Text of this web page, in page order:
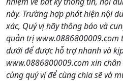
này. Trường hợp phát hiện nội
xác, Quý vị hãy thông báo và
quản trị www.0886800009.com
dưới để được hỗ trợ nhanh và
www.0886800009.com xin
cùng quý vị để cùng chia sẽ và